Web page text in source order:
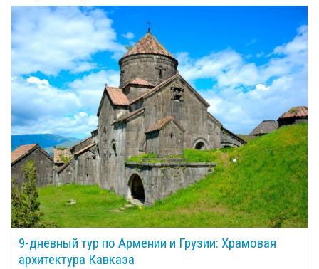
9-дневный тур по Армении и Грузии: Храмовая
архитектура Кавказа